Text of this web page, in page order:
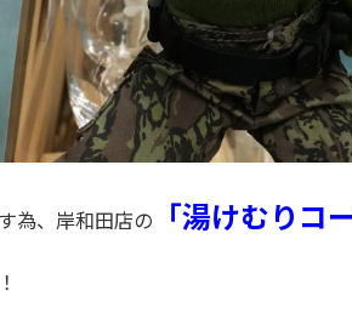
為、岸和田店の 「湯けむりコ